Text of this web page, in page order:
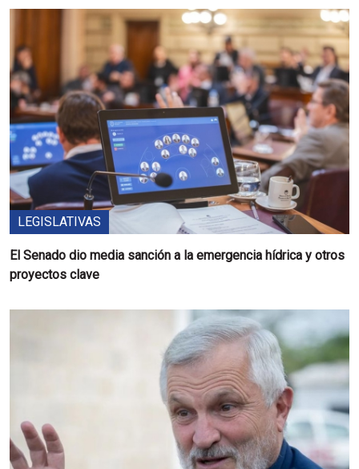
LEGISLATIVAS
El Senado dio media sanción a la emergencia hídrica y otros
proyectos clave